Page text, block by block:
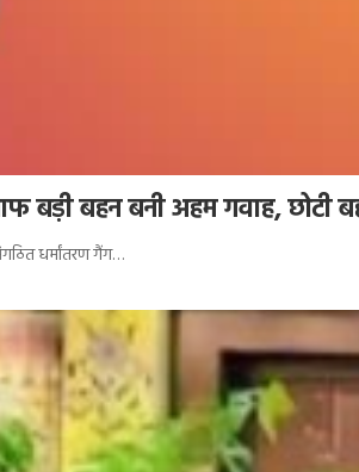
बड़ी बहन बनी अहम गवाह, छोटी
धर्मांतरण गैंग…